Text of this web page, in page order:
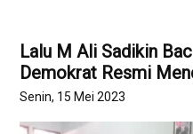
Lalu M Ali Sadikin
Demokrat Resmi
Senin, 15 Mei 2023